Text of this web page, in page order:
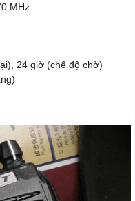
MHz
24 giờ (chế độ chờ)